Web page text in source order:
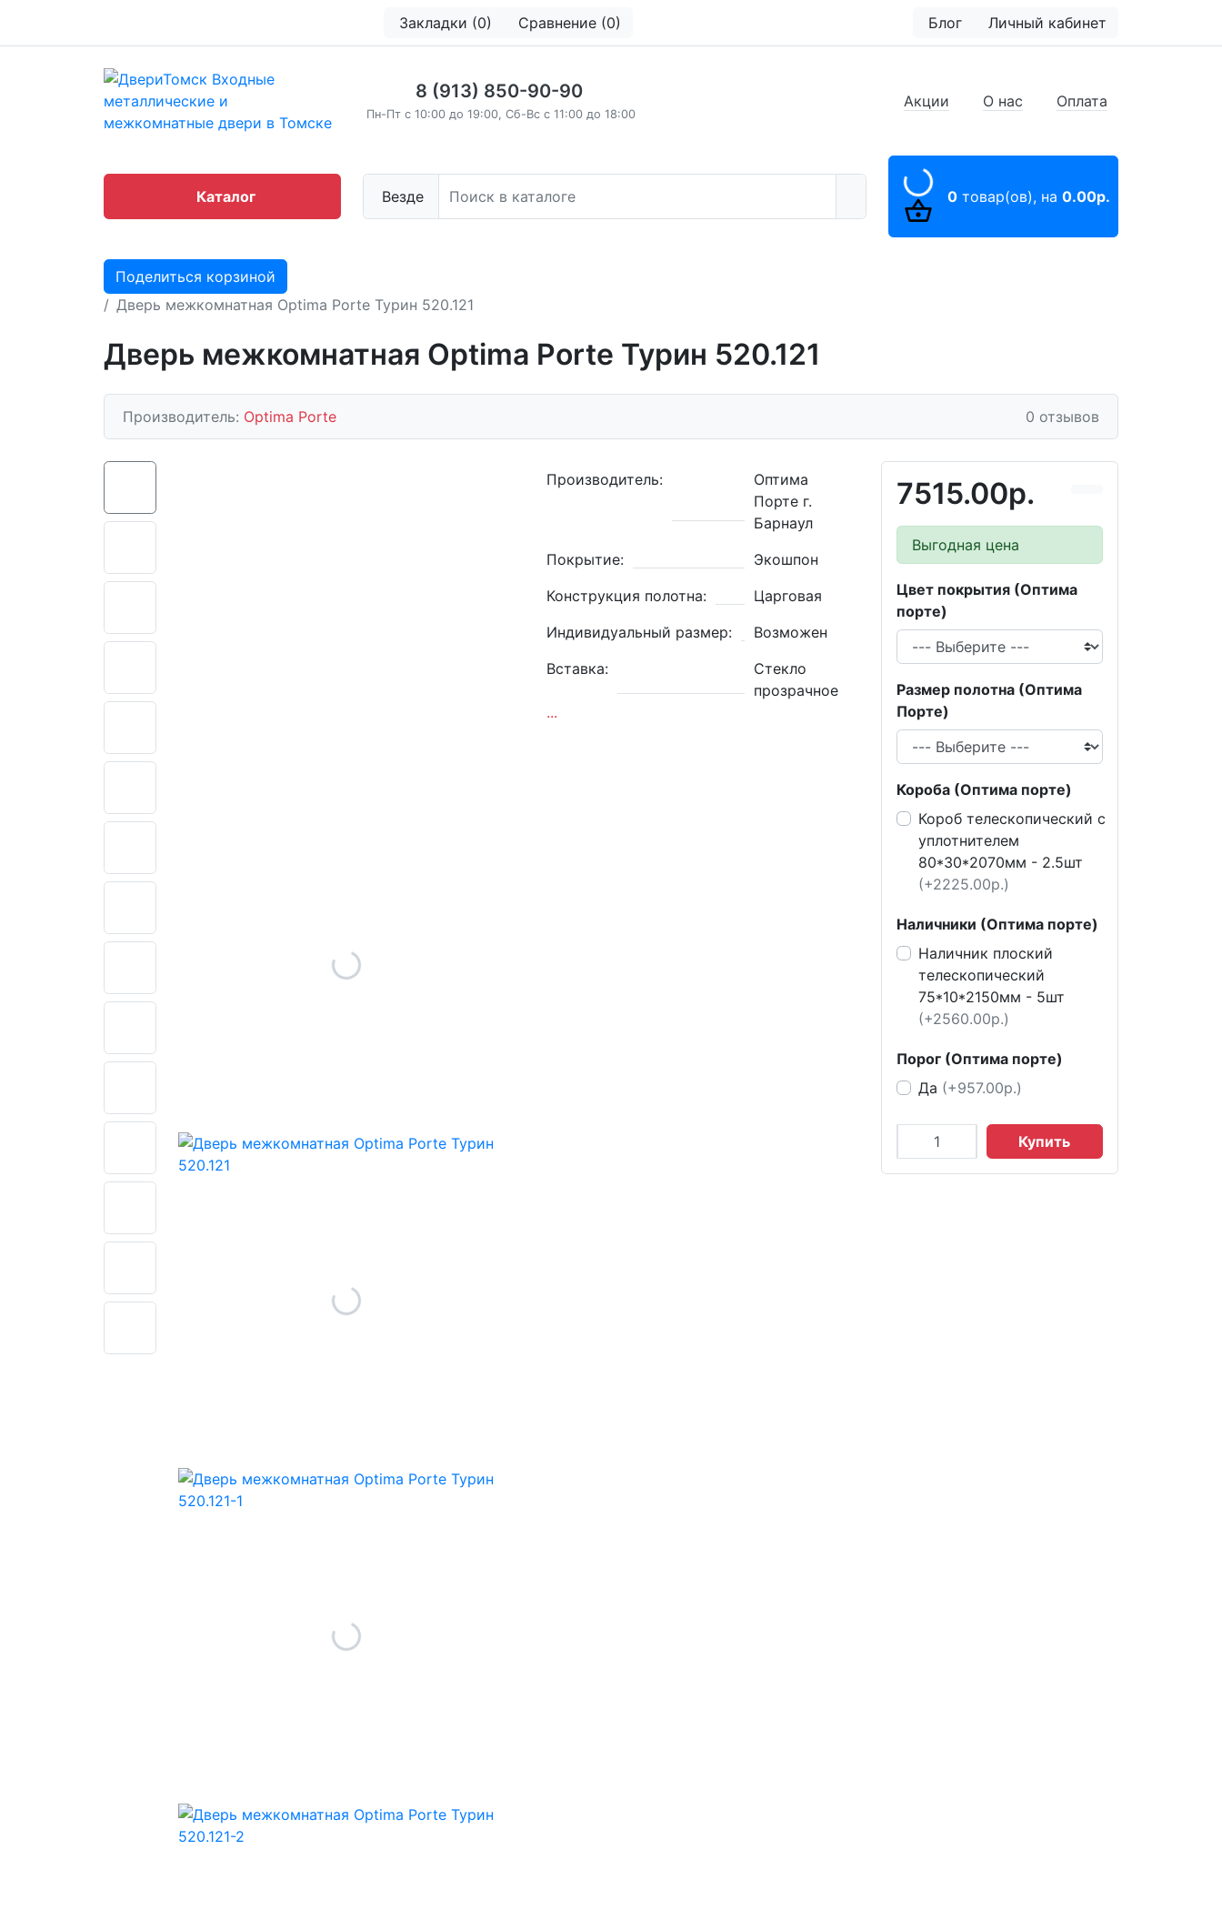
Закладки (0) Сравнение (0) Блог Личный кабинет
8 (913) 850-90-90
Пн-Пт с 10:00 до 19:00, Сб-Вс с 11:00 до 18:00
Везде
Акции О нас Оплата
0 товар(ов), на 0.00р.
Каталог
Поделиться корзиной
Дверь межкомнатная Optima Porte Турин 520.121
Дверь межкомнатная Optima Porte Турин 520.121
Производитель: Optima Porte 0 отзывов
7515.00р.
Выгодная цена
Цвет покрытия (Оптима
порте)
Размер полотна (Оптима
Порте)
Короба (Оптима порте)
Короб телескопический с
уплотнителем
80*30*2070мм - 2.5шт
(+2225.00р.)
Наличники (Оптима порте)
Наличник плоский
телескопический
75*10*2150мм - 5шт
(+2560.00р.)
Порог (Оптима порте)
Да (+957.00р.)
Купить
Производитель:
Оптима
Порте г.
Барнаул
Покрытие:
Экошпон
Конструкция полотна:
Царговая
Индивидуальный размер:
Возможен
Вставка:
Стекло
прозрачное
...